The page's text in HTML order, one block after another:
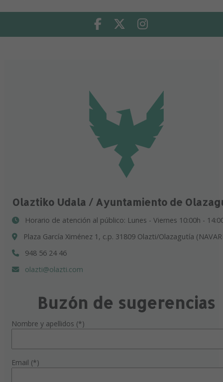
Facebook Twitter Instagram
Olaztiko Udala / Ayuntamiento de
Horario de atención al público: Lunes - Viernes 10:00h -
Plaza García Ximénez 1, c.p. 31809 Olazti/Olazagutía
948 56 24 46
olazti@olazti.com
Buzón de sugerencias
Nombre y apellidos (*)
Email (*)